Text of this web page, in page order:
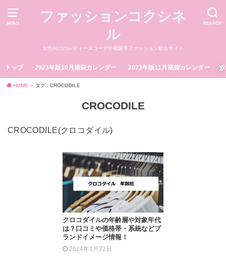
MENU SEARCH
ファッションコクシネ
ル
女性向けのレディースコーデや福袋等ファッション総合サイト
トップ 2023年版10月福袋カレンダー 2023年版11月福袋カレンダー
HOME タグ : CROCODILE
CROCODILE
CROCODILE(クロコダイル)
クロコダイルの年齢層や対象年代
は？口コミや価格帯・系統などブ
ランドイメージ情報！
2024年1月22日